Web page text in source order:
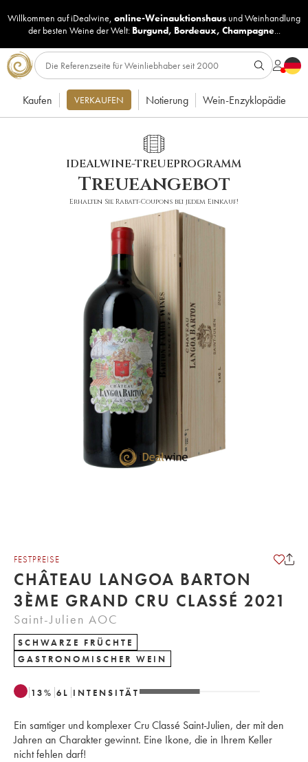
Willkommen auf iDealwine, online-Weinauktionshaus undWeinhandlung
der besten Weine der Welt: Burgund, Bordeaux, Champagne...
Kaufen VERKAUFEN Notierung Wein-Enzyklopädie
IDEALWINE-TREUEPROGRAMM
Treueangebot
Erhalten Sie Rabatt-Coupons bei jedem Einkauf!
FESTPREISE
CHÂTEAU LANGOA BARTON
3ÈME GRAND CRU CLASSÉ 2021
Saint-Julien AOC
SCHWARZE FRÜCHTE
GASTRONOMISCHER WEIN
13% 6 L INTENSITÄT
Ein samtiger und komplexer Cru Classé Saint-Julien, der mit den
Jahren an Charakter gewinnt. Eine Ikone, die in Ihrem Keller
nicht fehlen darf!